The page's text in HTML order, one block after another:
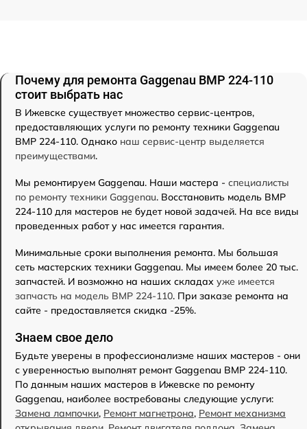
Почему для ремонта Gaggenau BMP 224-110
стоит выбрать нас
В Ижевске существует множество сервис-центров,
предоставляющих услуги по ремонту техники Gaggenau
BMP 224-110. Однако наш сервис-центр выделяется
преимуществами.
Мы ремонтируем Gaggenau. Наши мастера - специалисты
по ремонту техники Gaggenau. Восстановить модель BMP
224-110 для мастеров не будет новой задачей. На все виды
проведенных работ у нас имеется гарантия.
Минимальные сроки выполнения ремонта. Мы большая
сеть мастерских техники Gaggenau. Мы имеем более 20 тыс.
запчастей. И возможно на наших складах уже имеется
запчасть на модель BMP 224-110. При заказе ремонта на
сайте - предоставляется скидка -25%.
Знаем свое дело
Будьте уверены в профессионализме наших мастеров - они
с уверенностью выполнят ремонт Gaggenau BMP 224-110.
По данным наших мастеров в Ижевске по ремонту
Gaggenau, наиболее востребованы следующие услуги:
Замена лампочки, Ремонт магнетрона, Ремонт механизма